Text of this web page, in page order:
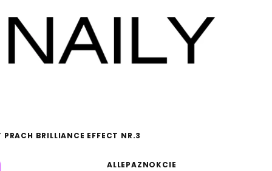
PRACH BRILLIANCE EFFECT NR.3
ALLEPAZNOKCIE